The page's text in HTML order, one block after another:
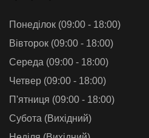
Понеділок (09:00 - 18:00)
Вівторок (09:00 - 18:00)
Середа (09:00 - 18:00)
Четвер (09:00 - 18:00)
П'ятниця (09:00 - 18:00)
Субота (Вихідний)